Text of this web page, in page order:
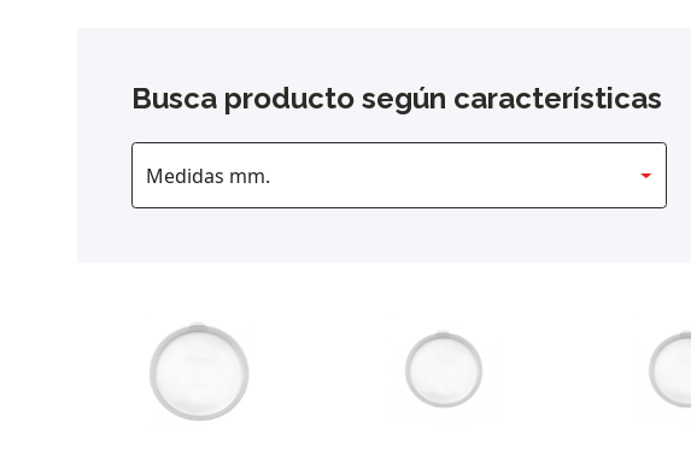
Busca producto según características